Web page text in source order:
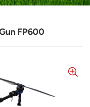
FP600